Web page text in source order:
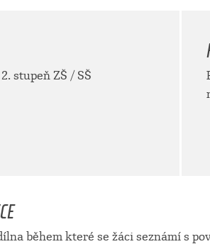
stupeň ZŠ / SŠ
během které se žáci seznámí s